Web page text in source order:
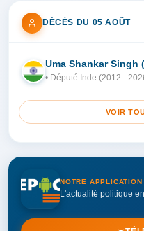
DÉCÈS DU 05 AOÛT
IN
Uma Shankar Singh
• Député Inde (2012 -
VOIR
NOTRE APPLICATION
L'actualité politique